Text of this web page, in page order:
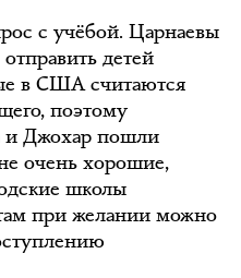
с учёбой. Царнаевы
детей
в США считаются
поэтому
и Джохар пошли
очень хорошие,
школы
при желании можно